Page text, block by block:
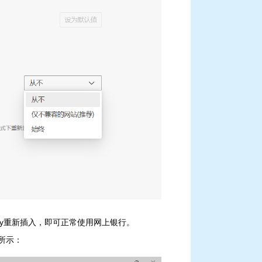
新插入，即可正常使用网上银行。
示：